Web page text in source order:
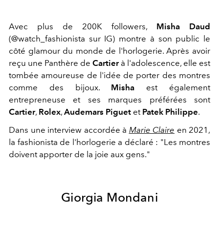
Avec plus de 200K followers, Misha Daud
(@watch_fashionista sur IG) montre à son public le
côté glamour du monde de l'horlogerie. Après avoir
reçu une Panthère de Cartierà l'adolescence, elle est
tombée amoureuse de l'idée de porter des montres
comme des bijoux. Misha est également
entrepreneuse et ses marques préférées sont
Cartier, Rolex, Audemars Piguet et Patek Philippe.
Dans une interview accordée à Marie Claire en 2021,
la fashionista de l'horlogerie a déclaré : "Les montres
doivent apporter de la joie aux gens."
Giorgia Mondani